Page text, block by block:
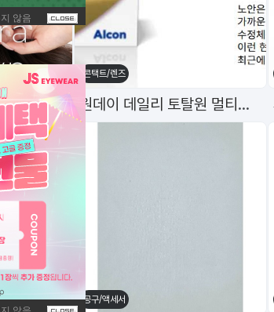
NEW 신상 한달 바슈롬 레이셀 오로라 브라운(6P)
콘택트/렌즈
원데이 데일리 토탈원 멀티포컬
공구/액세서